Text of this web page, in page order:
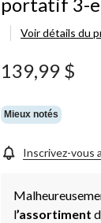
Voir détails du
139,99 $
Mieux notés
Inscrivez-vous
l’assortiment